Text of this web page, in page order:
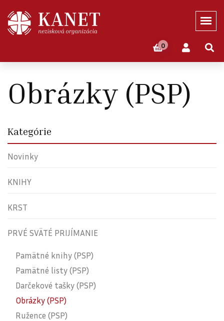
0
Obrázky (PSP)
Kategórie
Novinky
KNIHY
KRST
PRVÉ SVÄTÉ PRIJÍMANIE
Pamätné knihy (PSP)
Pamätné listy (PSP)
Darčekové tašky (PSP)
Obrázky (PSP)
Ružence (PSP)